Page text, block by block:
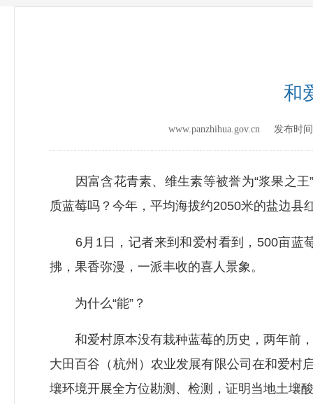
和
www.panzhihua.gov.cn 发布时
因富含花青素、维生素等被誉为“浆果之王
质蓝莓吗？今年，平均海拔约2050米的盐边县
6月1日，记者来到和爱村看到，500亩蓝莓
拂，果香弥漫，一派丰收的喜人景象。
为什么“能”？
和爱村原本没有栽种蓝莓的历史，两年前，
大田百谷（杭州）农业发展有限公司在和爱村
壤环境开展全方位勘测、检测，证明当地土壤